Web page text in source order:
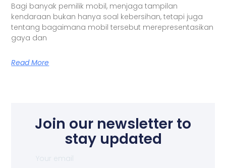
Bagi banyak pemilik mobil, menjaga tampilan
kendaraan bukan hanya soal kebersihan, tetapi juga
tentang bagaimana mobil tersebut merepresentasikan
gaya dan
Read More
Join our newsletter to
stay updated
email